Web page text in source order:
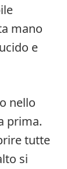
mano
e
nello
prima.
tutte
si